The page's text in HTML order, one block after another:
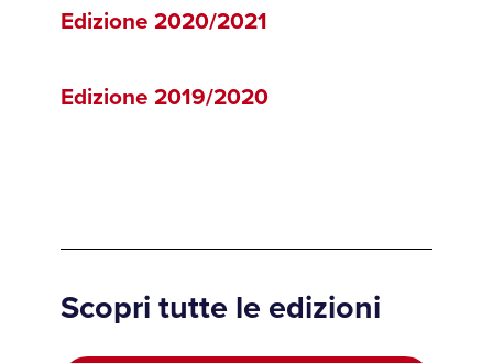
Edizione 2020/2021
Edizione 2019/2020
Scopri tutte le edizioni